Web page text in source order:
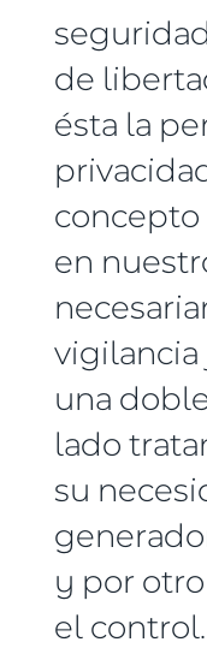
de
ésta la
en
una
lado
su
y por
el